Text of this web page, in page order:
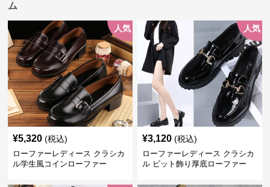
ム
人気
¥5,320 (税込)
ローファーレディース クラシカ
ル学生風コインローファー
人気
¥3,120 (税込)
ローファーレディース クラシカ
ル ビット飾り厚底ローファー